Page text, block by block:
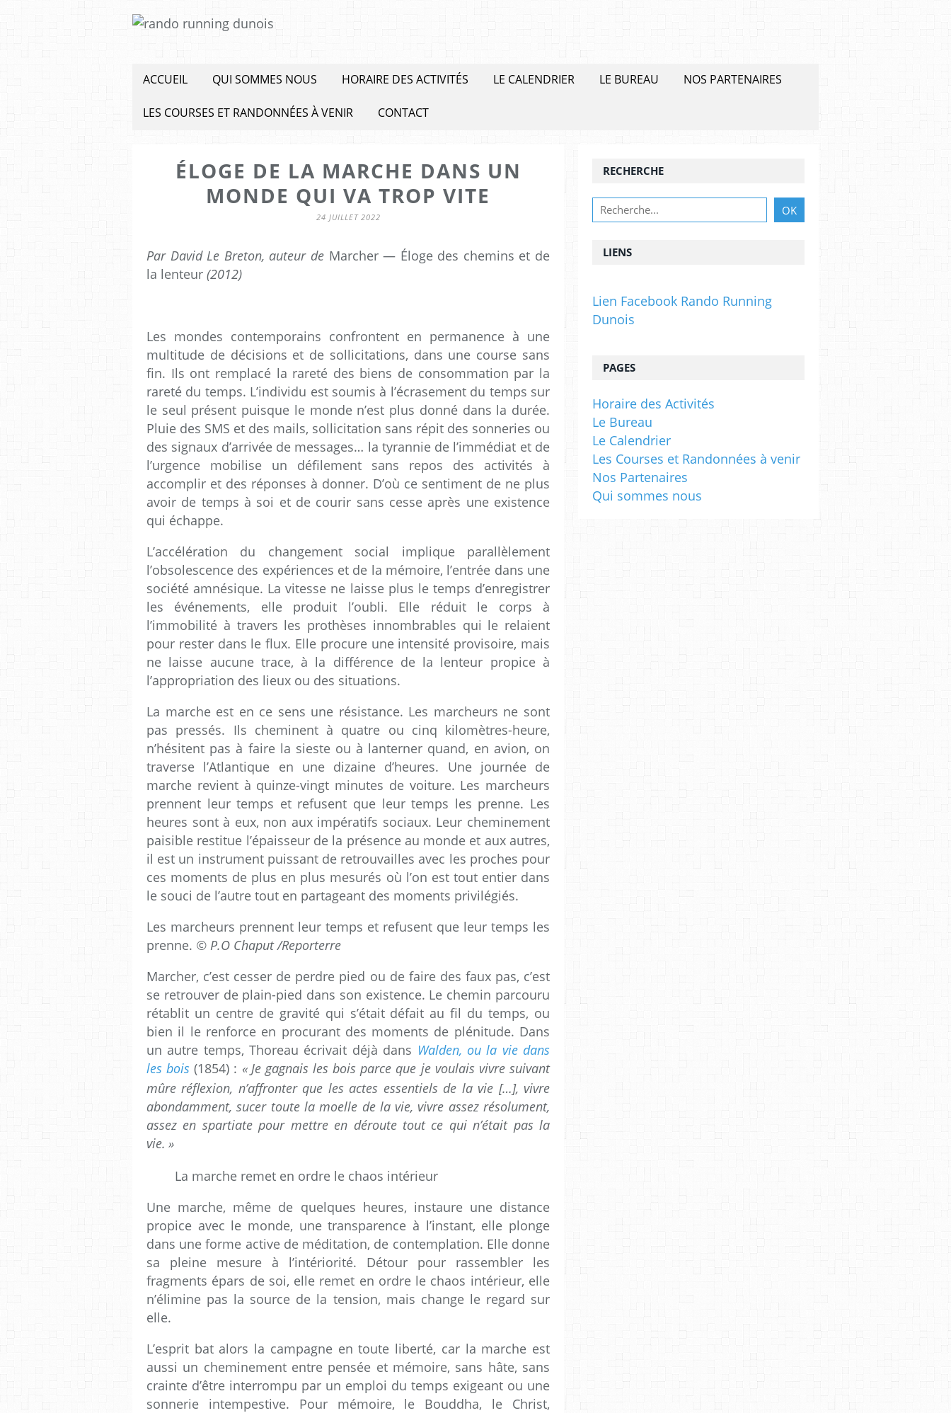
ACCUEIL QUI SOMMES NOUS HORAIRE DES ACTIVITÉS LE CALENDRIER LE BUREAU NOS PARTENAIRES
LES COURSES ET RANDONNÉES À VENIR CONTACT
ÉLOGE DE LA MARCHE DANS UN
MONDE QUI VA TROP VITE
24 JUILLET 2022
Par David Le Breton, auteur de Marcher — Éloge des chemins et de
la lenteur (2012)
Les mondes contemporains confrontent en permanence à une
multitude de décisions et de sollicitations, dans une course sans
fin. Ils ont remplacé la rareté des biens de consommation par la
rareté du temps. L’individu est soumis à l’écrasement du temps sur
le seul présent puisque le monde n’est plus donné dans la durée.
Pluie des SMS et des mails, sollicitation sans répit des sonneries ou
des signaux d’arrivée de messages… la tyrannie de l’immédiat et de
l’urgence mobilise un défilement sans repos des activités à
accomplir et des réponses à donner. D’où ce sentiment de ne plus
avoir de temps à soi et de courir sans cesse après une existence
qui échappe.
L’accélération du changement social implique parallèlement
l’obsolescence des expériences et de la mémoire, l’entrée dans une
société amnésique. La vitesse ne laisse plus le temps d’enregistrer
les événements, elle produit l’oubli. Elle réduit le corps à
l’immobilité à travers les prothèses innombrables qui le relaient
pour rester dans le flux. Elle procure une intensité provisoire, mais
ne laisse aucune trace, à la différence de la lenteur propice à
l’appropriation des lieux ou des situations.
La marche est en ce sens une résistance. Les marcheurs ne sont
pas pressés. Ils cheminent à quatre ou cinq kilomètres-heure,
n’hésitent pas à faire la sieste ou à lanterner quand, en avion, on
traverse l’Atlantique en une dizaine d’heures. Une journée de
marche revient à quinze-vingt minutes de voiture. Les marcheurs
prennent leur temps et refusent que leur temps les prenne. Les
heures sont à eux, non aux impératifs sociaux. Leur cheminement
paisible restitue l’épaisseur de la présence au monde et aux autres,
il est un instrument puissant de retrouvailles avec les proches pour
ces moments de plus en plus mesurés où l’on est tout entier dans
le souci de l’autre tout en partageant des moments privilégiés.
Les marcheurs prennent leur temps et refusent que leur temps les
prenne. © P.O Chaput /Reporterre
Marcher, c’est cesser de perdre pied ou de faire des faux pas, c’est
se retrouver de plain-pied dans son existence. Le chemin parcouru
rétablit un centre de gravité qui s’était défait au fil du temps, ou
bien il le renforce en procurant des moments de plénitude. Dans
un autre temps, Thoreau écrivait déjà dans Walden, ou la vie dans
les bois (1854) : « Je gagnais les bois parce que je voulais vivre suivant
mûre réflexion, n’affronter que les actes essentiels de la vie […], vivre
abondamment, sucer toute la moelle de la vie, vivre assez résolument,
assez en spartiate pour mettre en déroute tout ce qui n’était pas la
vie. »
La marche remet en ordre le chaos intérieur
Une marche, même de quelques heures, instaure une distance
propice avec le monde, une transparence à l’instant, elle plonge
dans une forme active de méditation, de contemplation. Elle donne
sa pleine mesure à l’intériorité. Détour pour rassembler les
fragments épars de soi, elle remet en ordre le chaos intérieur, elle
n’élimine pas la source de la tension, mais change le regard sur
elle.
L’esprit bat alors la campagne en toute liberté, car la marche est
aussi un cheminement entre pensée et mémoire, sans hâte, sans
crainte d’être interrompu par un emploi du temps exigeant ou une
sonnerie intempestive. Pour mémoire, le Bouddha, le Christ,
RECHERCHE
PAGES
Horaire des Activités
Le Bureau
Le Calendrier
Les Courses et Randonnées à venir
Nos Partenaires
Qui sommes nous
LIENS
Lien Facebook Rando Running
Dunois